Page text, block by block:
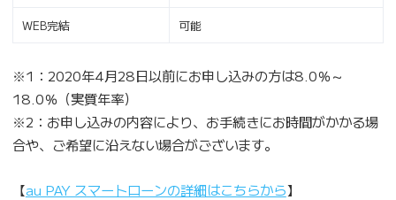
WEB完結 可能
※1：2020年4月28日以前にお申し込みの方は8.0％～
18.0％（実質年率）
※2：お申し込みの内容により、お手続きにお時間がかかる場
合や、ご希望に沿えない場合がございます。
【au PAY スマートローンの詳細はこちらから】